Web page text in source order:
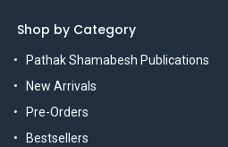
Shop by Category
Pathak Shamabesh Publications
New Arrivals
Pre-Orders
Bestsellers